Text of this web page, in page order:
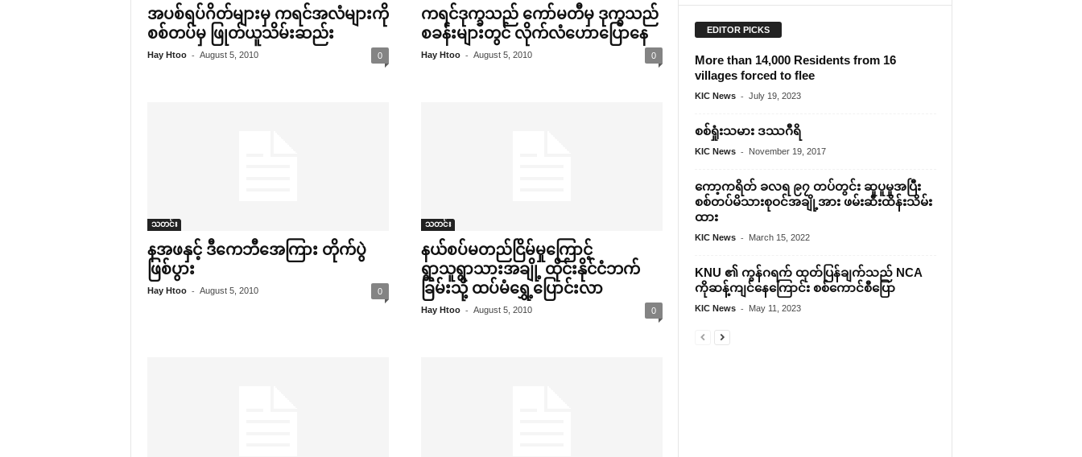
အပစ်ရပ်ဂိတ်များမှ ကရင်အလံများကို
စစ်တပ်မှ ဖြုတ်ယူသိမ်းဆည်း
Hay Htoo - August 5, 2010 0
ကရင်ဒုက္ခသည် ‌ကော်မတီမှ ဒုက္ခသည်
စခန်းများတွင် လိုက်လံ‌ဟော‌ပြော‌နေ
Hay Htoo - August 5, 2010 0
သတင်း
နအဖနှင့် ဒီ‌ကေဘီ‌အေကြား တိုက်ပွဲ
ဖြစ်ပွား
Hay Htoo - August 5, 2010 0
သတင်း
နယ်စပ်မတည်ငြိမ်မှု‌ကြောင့်
ရွာသူရွာသားအချို့ ထိုင်းနိုင်ငံဘက်
ခြမ်းသို့ ထပ်မံ‌ရွှေ့‌ပြောင်းလာ
Hay Htoo - August 5, 2010 0
EDITOR PICKS
More than 14,000 Residents from 16
villages forced to flee
KIC News - July 19, 2023
စစ်ရှုံးသမား ဒဿဂီရိ
KIC News - November 19, 2017
ကော့ကရိတ် ခလရ ၉၇ တပ်တွင်း ဆူပူမှုအပြီး
စစ်တပ်မိသားစုဝင်အချို့အား ဖမ်းဆီးထိန်းသိမ်း
ထား
KIC News - March 15, 2022
KNU ၏ ကွန်ဂရက် ထုတ်ပြန်ချက်သည် NCA
ကိုဆန့်ကျင်နေကြောင်း စစ်ကောင်စီပြော
KIC News - May 11, 2023